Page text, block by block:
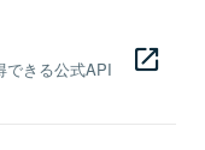
できる公式API